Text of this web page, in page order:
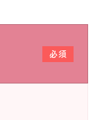
必須